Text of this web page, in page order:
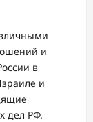
и
в
и
дел РФ.